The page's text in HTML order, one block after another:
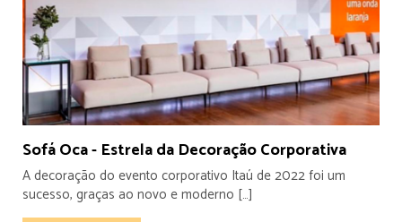
Sofá Oca - Estrela da Decoração Corporativa
A decoração do evento corporativo Itaú de 2022 foi um
sucesso, graças ao novo e moderno […]